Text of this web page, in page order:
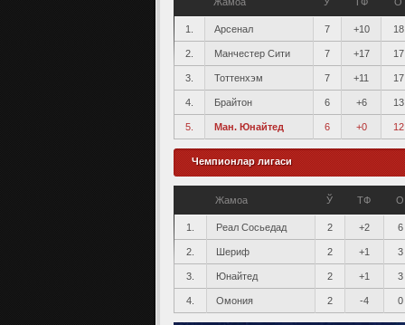
1. Арсенал 7 +10 18
2. Манчестер Сити 7 +17 17
3. Тоттенхэм 7 +11 17
4. Брайтон 6 +6 13
5. Ман. Юнайтед 6 +0 12
Чемпионлар лигаси
Жамоа Ў ТФ О
1. Реал Сосьедад 2 +2 6
2. Шериф 2 +1 3
3. Юнайтед 2 +1 3
4. Омония 2 -4 0